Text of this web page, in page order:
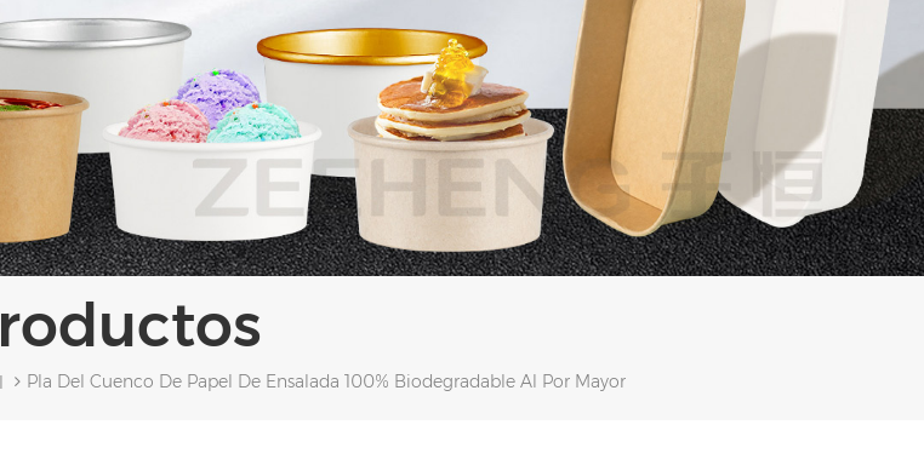
Productos
Pla Del Cuenco De Papel De Ensalada 100% Biodegradable Al Por Mayor